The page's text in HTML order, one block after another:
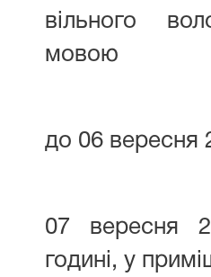
вільного
мовою
до 06 вересня
07 вересня
годині, у